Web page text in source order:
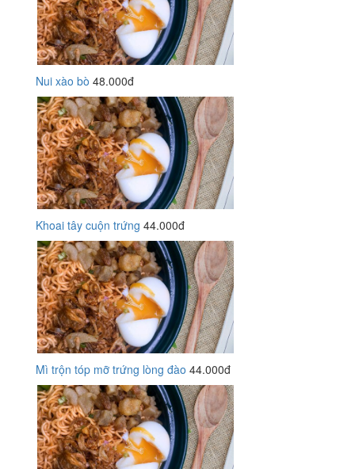
Nui xào bò 48.000đ
Khoai tây cuộn trứng 44.000đ
Mì trộn tóp mỡ trứng lòng đào 44.000đ